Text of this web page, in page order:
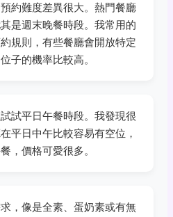
約難度差異很大。熱門餐廳
是週末晚餐時段。我常用的
規則，有些餐廳會開放特定
子的機率比較高。
試平日午餐時段。我發現很
平日中午比較容易有空位，
，價格可愛很多。
，像是全素、蛋奶素或有無